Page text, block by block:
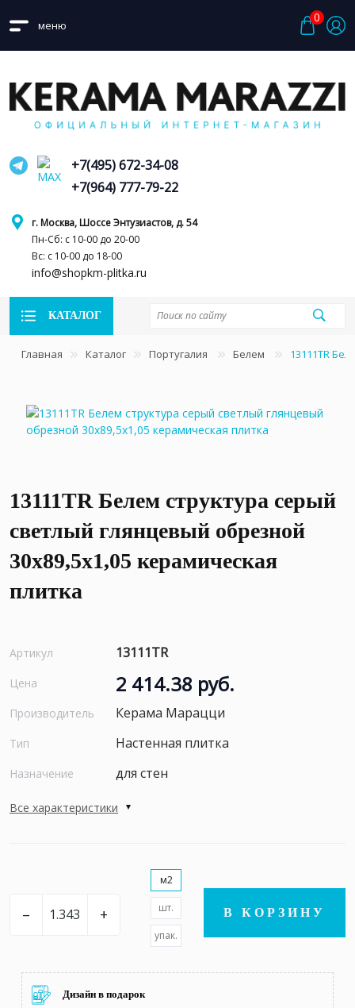
меню
0
г. Москва, Шоссе Энтузиастов, д. 54
Пн-Сб: с 10-00 до 20-00
Вс: с 10-00 до 18-00
info@shopkm-plitka.ru
+7(495) 672-34-08
+7(964) 777-79-22
КАТАЛОГ
Главная Каталог Португалия Белем 13111TR
13111TR Белем структура серый
светлый глянцевый обрезной
30x89,5x1,05 керамическая
плитка
Артикул 13111TR
Цена 2 414.38 руб.
Производитель Керама Марацци
Тип Настенная плитка
Назначение для стен
Все характеристики
– +
м2
шт.
упак.
В КОРЗИНУ
Дизайн в подарок